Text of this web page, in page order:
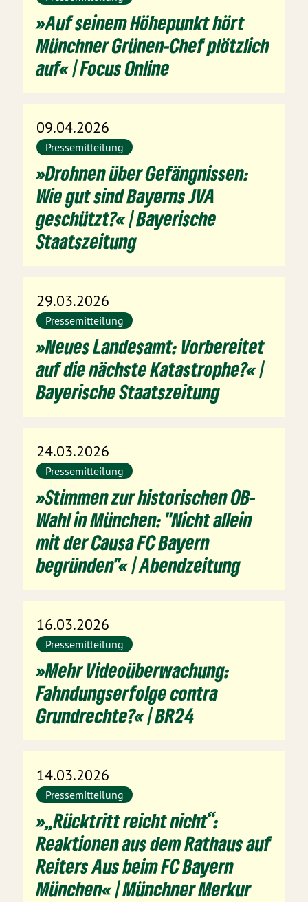
»Auf seinem Höhepunkt hört
Münchner Grünen-Chef plötzlich
auf« | Focus Online
09.04.2026
Pressemitteilung
»Drohnen über Gefängnissen:
Wie gut sind Bayerns JVA
geschützt?« | Bayerische
Staatszeitung
29.03.2026
Pressemitteilung
»Neues Landesamt: Vorbereitet
auf die nächste Katastrophe?« |
Bayerische Staatszeitung
24.03.2026
Pressemitteilung
»Stimmen zur historischen OB-
Wahl in München: "Nicht allein
mit der Causa FC Bayern
begründen"« | Abendzeitung
16.03.2026
Pressemitteilung
»Mehr Videoüberwachung:
Fahndungserfolge contra
Grundrechte?« | BR24
14.03.2026
Pressemitteilung
»„Rücktritt reicht nicht“:
Reaktionen aus dem Rathaus auf
Reiters Aus beim FC Bayern
München« | Münchner Merkur